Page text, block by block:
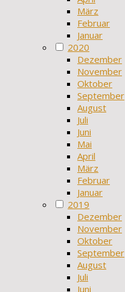
März
Februar
Januar
2020
Dezember
November
Oktober
September
August
Juli
Juni
Mai
April
März
Februar
Januar
2019
Dezember
November
Oktober
September
August
Juli
Juni